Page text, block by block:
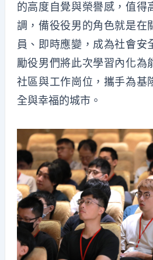
的高度自覺與榮譽感，值得
調，備役役男的角色就是在
員、即時應變，成為社會安
勵役男們將此次學習內化為
社區與工作崗位，攜手為基
全與幸福的城市。